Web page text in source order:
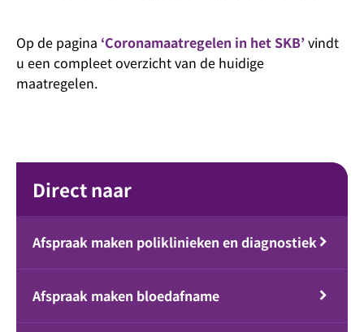
Op de pagina ‘Coronamaatregelen in het SKB’vindt
u een compleet overzicht van de huidige
maatregelen.
Direct naar
Afspraak maken poliklinieken en diagnostiek
Afspraak maken bloedafname